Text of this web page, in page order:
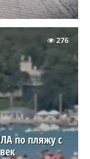
по пляжу с
276